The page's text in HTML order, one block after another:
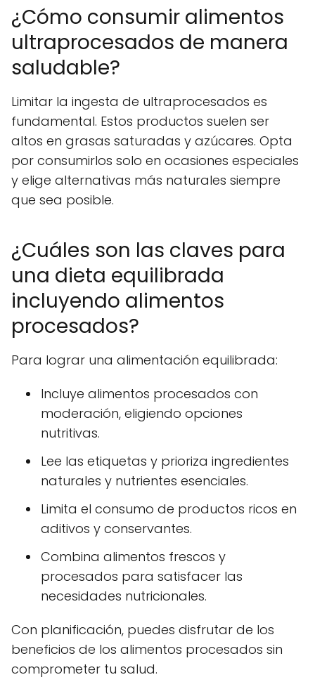
¿Cómo consumir alimentos
ultraprocesados de manera
saludable?
Limitar la ingesta de ultraprocesados es
fundamental. Estos productos suelen ser
altos en grasas saturadas y azúcares. Opta
por consumirlos solo en ocasiones especiales
y elige alternativas más naturales siempre
que sea posible.
¿Cuáles son las claves para
una dieta equilibrada
incluyendo alimentos
procesados?
Para lograr una alimentación equilibrada:
Incluye alimentos procesados con
moderación, eligiendo opciones
nutritivas.
Lee las etiquetas y prioriza ingredientes
naturales y nutrientes esenciales.
Limita el consumo de productos ricos en
aditivos y conservantes.
Combina alimentos frescos y
procesados para satisfacer las
necesidades nutricionales.
Con planificación, puedes disfrutar de los
beneficios de los alimentos procesados sin
comprometer tu salud.